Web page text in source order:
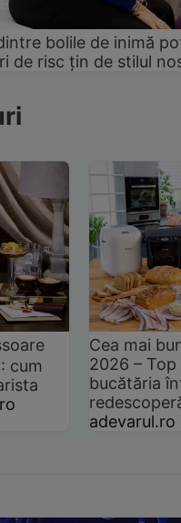
bolile de inimă
de risc țin de stilul
cum
Cea mai
2026 –
bucătăria
adevarul.ro